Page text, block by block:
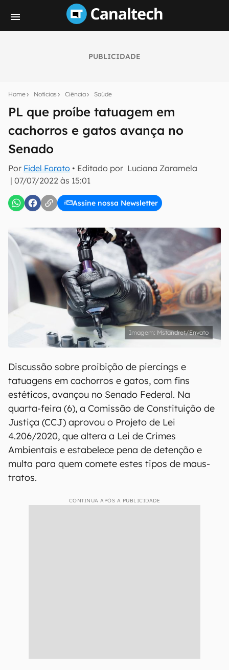
PUBLICIDADE
Home Notícias Ciência Saúde
PL que proíbe tatuagem em
cachorros e gatos avança no
Senado
Por Fidel Forato • Editado por Luciana Zaramela
| 07/07/2022 às 15:01
Assine nossa Newsletter
notícias e reviews sobre tecnologia em primeira
E-mail
inscreva-se
Confirmo que li, aceito e concordo com os Termos de
Uso e Política de Privacidade do Canaltech.
Mstandret/Envato
Discussão sobre proibição de piercings e
tatuagens em cachorros e gatos, com fins
estéticos, avançou no Senado Federal. Na
quarta-feira (6), a Comissão de Constituição de
Justiça (CCJ) aprovou o Projeto de Lei
4.206/2020, que altera a Lei de Crimes
Ambientais e estabelece pena de detenção e
multa para quem comete estes tipos de maus-
tratos.
CONTINUA APÓS A PUBLICIDADE